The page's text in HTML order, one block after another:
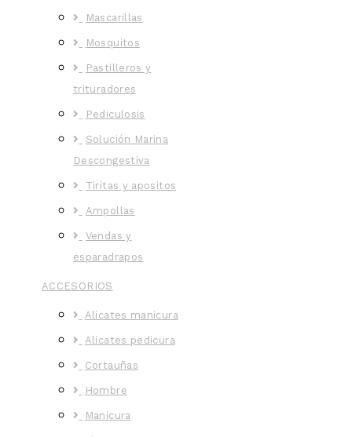
Mascarillas
Mosquitos
Pastilleros y
trituradores
Pediculosis
Solución Marina
Descongestiva
Tiritas y apositos
Ampollas
Vendas y
esparadrapos
ACCESORIOS
Alicates manicura
Alicates pedicura
Cortauñas
Hombre
Manicura